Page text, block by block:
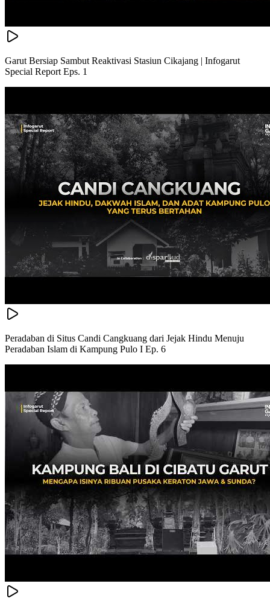
Garut Bersiap Sambut Reaktivasi Stasiun Cikajang | Infogarut
Special Report Eps. 1
Peradaban di Situs Candi Cangkuang dari Jejak Hindu Menuju
Peradaban Islam di Kampung Pulo I Ep. 6